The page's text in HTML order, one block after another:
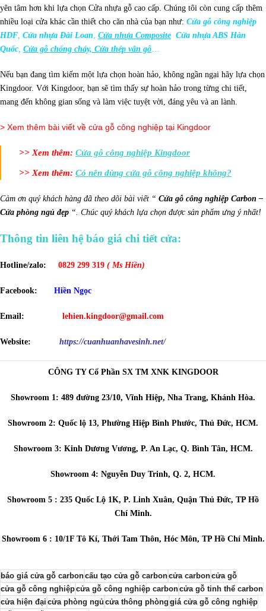
yên tâm hơn khi lựa chọn Cửa nhựa gỗ cao cấp. Chúng tôi còn cung cấp thêm
nhiều loại cửa khác cần thiết cho căn nhà của bạn như: Cửa gỗ công nghiệp
HDF, Cửa nhựa Đài Loan, Cửa nhựa Composite Cửa nhựa ABS Hàn
Quốc, Cửa gỗ chống cháy, Cửa thép vân gỗ…
Nếu bạn đang tìm kiếm một lựa chọn hoàn hảo, không ngần ngại hãy lựa chọn
Kingdoor. Với Kingdoor, bạn sẽ tìm thấy sự hoàn hảo trong từng chi tiết,
mang đến không gian sống và làm việc tuyệt vời, đáng yêu và an lành.
> Xem thêm bài viết về cửa gỗ công nghiệp tại Kingdoor
>> Xem thêm: Cửa gỗ công nghiệp Kingdoor
>> Xem thêm: Có nên dùng cửa gỗ công nghiệp không?
Cảm ơn quý khách hàng đã theo dõi bài viết “ Cửa gỗ công nghiệp Carbon –
Cửa phòng ngủ đẹp “. Chúc quý khách lựa chọn được sản phẩm ưng ý nhất!
Thông tin liên hệ báo giá chi tiết cửa:
Hotline/zalo: 0829 299 319 ( Ms Hiền)
Facebook: Hiền Ngọc
Email: lehien.kingdoor@gmail.com
Website: https://cuanhuanhavesinh.net/
CÔNG TY Cổ Phần SX TM XNK KINGDOOR
Showroom 1: 489 đường 23/10, Vĩnh Hiệp, Nha Trang, Khánh Hòa.
Showroom 2: Quốc lộ 13, Phường Hiệp Bình Phước, Thủ Đức, HCM.
Showroom 3: Kinh Dương Vương, P. An Lạc, Q. Bình Tân, HCM.
Showroom 4: Nguyễn Duy Trinh, Q. 2, HCM.
Showroom 5 : 235 Quốc Lộ 1K, P. Linh Xuân, Quận Thủ Đức, TP Hồ
Chí Minh.
Showroom 6 : 10/1F Tô Kí, Thới Tam Thôn, Hóc Môn, TP Hồ Chí Minh.
báo giá cửa gỗ carboncấu tạo cửa gỗ carboncửa carboncửa gỗ
cửa gỗ công nghiệpcửa gỗ công nghiệp carboncửa gỗ tinh thể carbon
cửa hiện đại cửa phòng ngủ cửa thông phòng giá cửa gỗ công nghiệp